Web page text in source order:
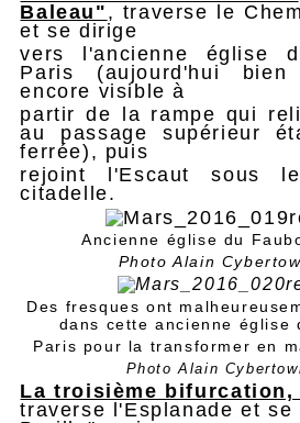
Baleau" , traverse le
et se dirige
vers l'ancienne église
Paris (aujourd'hui bien
encore visible à
partir de la rampe qui
au passage supérieur
ferrée), puis
rejoint l'Escaut sous
citadelle.
Ancienne église du
Photo Alain
Des fresques ont
dans cette ancienne église
Paris pour la transformer en
Photo Alain
La troisième
traverse l'Esplanade et